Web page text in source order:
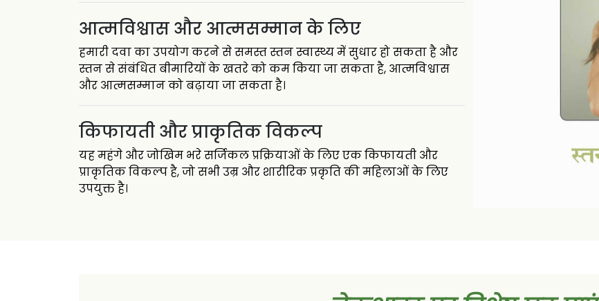
आत्मविश्वास और आत्मसम्मान के लिए
हमारी दवा का उपयोग करने से समस्त स्तन स्वास्थ्य में सुधार हो सकता है और
स्तन से संबंधित बीमारियों के खतरे को कम किया जा सकता है, आत्मविश्वास
और आत्मसम्मान को बढ़ाया जा सकता है।
किफायती और प्राकृतिक विकल्प
यह महंगे और जोखिम भरे सर्जिकल प्रक्रियाओं के लिए एक किफायती और
प्राकृतिक विकल्प है, जो सभी उम्र और शारीरिक प्रकृति की महिलाओं के लिए
उपयुक्त है।